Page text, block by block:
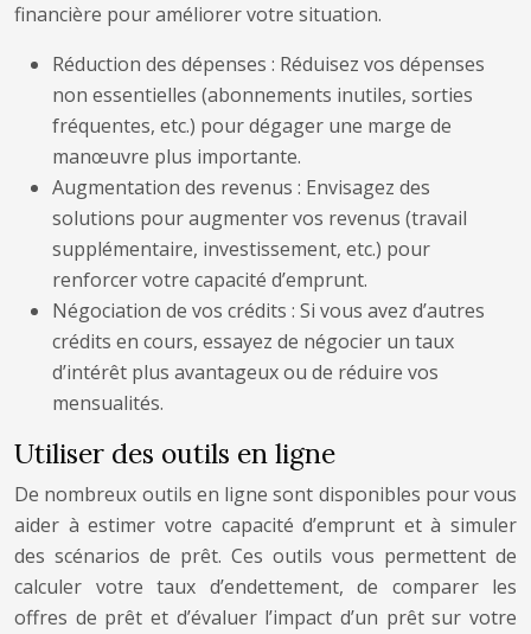
financière pour améliorer votre situation.
Réduction des dépenses : Réduisez vos dépenses
non essentielles (abonnements inutiles, sorties
fréquentes, etc.) pour dégager une marge de
manœuvre plus importante.
Augmentation des revenus : Envisagez des
solutions pour augmenter vos revenus (travail
supplémentaire, investissement, etc.) pour
renforcer votre capacité d’emprunt.
Négociation de vos crédits : Si vous avez d’autres
crédits en cours, essayez de négocier un taux
d’intérêt plus avantageux ou de réduire vos
mensualités.
Utiliser des outils en ligne
De nombreux outils en ligne sont disponibles pour vous
aider à estimer votre capacité d’emprunt et à simuler
des scénarios de prêt. Ces outils vous permettent de
calculer votre taux d’endettement, de comparer les
offres de prêt et d’évaluer l’impact d’un prêt sur votre